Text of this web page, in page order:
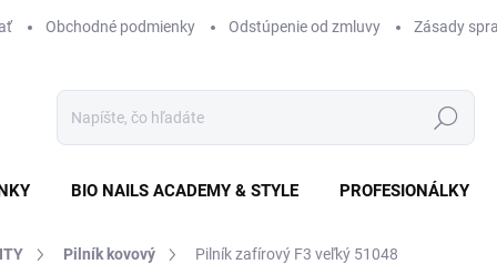
Obchodné podmienky Odstúpenie od zmluvy Zásady
Hľadať
BIO NAILS ACADEMY & STYLE PROFESIONÁLKY
Pilník kovový Pilník zafírový F3 veľký 51048